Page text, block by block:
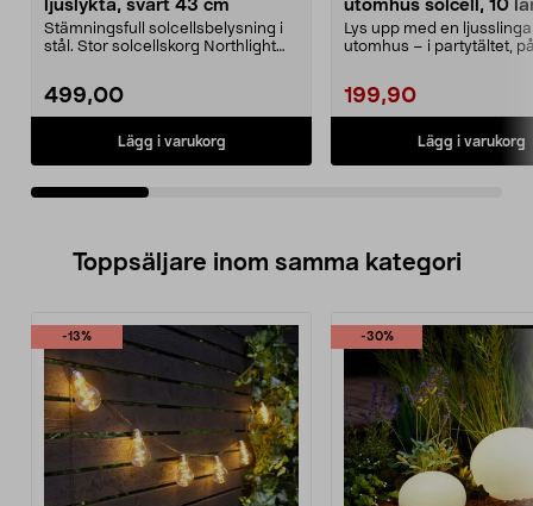
ljuslykta, svart 43 cm
Stämningsfull solcellsbelysning i
stål. Stor solcellskorg Northlight
499,00
Lägg i varukorg
utomhus solcell, 10
8,9 m
Lys upp med en ljusslinga
utomhus – i partytältet,
199,90
Lägg i varukorg
Toppsäljare inom samma kategori
-13% -30%